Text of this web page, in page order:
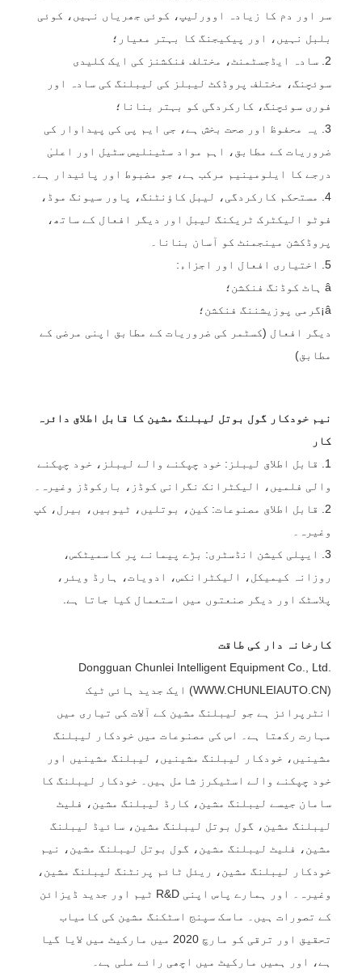
سر اور دم کا زیادہ اوورلیپ، کوئی جھریاں نہیں، کوئی
بلبل نہیں، اور پیکیجنگ کا بہتر معیار؛
2. سادہ ایڈجسٹمنٹ، مختلف فنکشنز کی ایک کلیدی
سوئچنگ، مختلف پروڈکٹ لیبلز کی لیبلنگ کی سادہ اور
فوری سوئچنگ، کارکردگی کو بہتر بنانا؛
3. یہ محفوظ اور صحت بخش ہے، جی ایم پی کی پیداوار کی
ضروریات کے مطابق، اہم مواد سٹینلیس سٹیل اور اعلیٰ
درجے کا ایلومینیم مرکب ہے، جو مضبوط اور پائیدار ہے۔
4. مستحکم کارکردگی، لیبل کاؤنٹنگ، پاور سیونگ موڈ،
فوٹو الیکٹرک ٹریکنگ لیبل اور دیگر افعال کے ساتھ،
پروڈکشن مینجمنٹ کو آسان بنانا۔
5. اختیاری افعال اور اجزاء:
â ہاٹ کوڈنگ فنکشن؛
â¡گرمی پوزیشننگ فنکشن؛
دیگر افعال (کسٹمر کی ضروریات کے مطابق اپنی مرضی کے
مطابق)
نیم خودکار گول بوتل لیبلنگ مشین کا قابل اطلاق دائرہ
کار
1. قابل اطلاق لیبلز: خود چپکنے والے لیبلز، خود چپکنے
والی فلمیں، الیکٹرانک نگرانی کوڈز، بارکوڈز وغیرہ۔
2. قابل اطلاق مصنوعات: کین، بوتلیں، ٹیوبیں، بیرل، کپ
وغیرہ۔
3. ایپلی کیشن انڈسٹری: بڑے پیمانے پر کاسمیٹکس،
روزانہ کیمیکل، الیکٹرانکس، ادویات، ہارڈ ویئر،
پلاسٹک اور دیگر صنعتوں میں استعمال کیا جاتا ہے.
کارخانہ دار کی طاقت
Dongguan Chunlei Intelligent Equipment Co., Ltd.
(WWW.CHUNLEIAUTO.CN) ایک جدید ہائی ٹیک
انٹرپرائز ہے جو لیبلنگ مشین کے آلات کی تیاری میں
مہارت رکھتا ہے۔ اس کی مصنوعات میں خودکار لیبلنگ
مشینیں، خودکار لیبلنگ مشینیں، لیبلنگ مشینیں اور
خود چپکنے والے اسٹیکرز شامل ہیں۔ خودکار لیبلنگ کا
سامان جیسے لیبلنگ مشین، کارڈ لیبلنگ مشین، فلیٹ
لیبلنگ مشین، گول بوتل لیبلنگ مشین، سائیڈ لیبلنگ
مشین، فلیٹ لیبلنگ مشین، گول بوتل لیبلنگ مشین، نیم
خودکار لیبلنگ مشین، ریئل ٹائم پرنٹنگ لیبلنگ مشین،
وغیرہ۔ اور ہمارے پاس اپنی R&D ٹیم اور جدید ڈیزائن
کے تصورات ہیں۔ ماسک سپنج اسٹکنگ مشین کی کامیاب
تحقیق اور ترقی کو مارچ 2020 میں مارکیٹ میں لایا گیا
ہے، اور ہمیں مارکیٹ میں اچھی رائے ملی ہے۔